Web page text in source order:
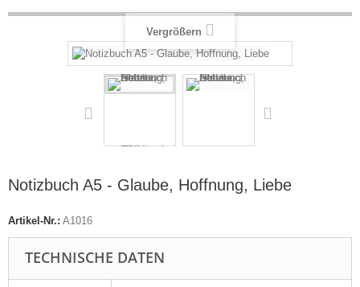
Vergrößern
Notizbuch A5 - Glaube, Hoffnung, Liebe
Artikel-Nr.: A1016
TECHNISCHE DATEN